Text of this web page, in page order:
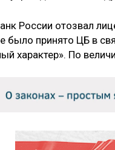
России отозвал
было принято ЦБ в
характер». По